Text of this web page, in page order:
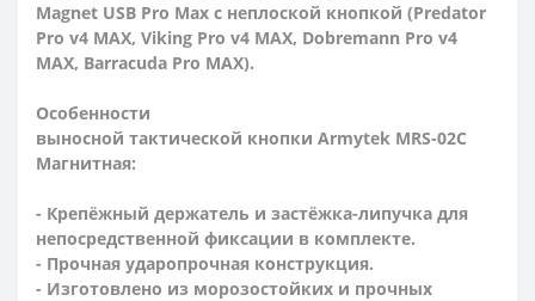
Magnet USB Pro Max с неплоской кнопкой (Predator
Pro v4 MAX, Viking Pro v4 MAX, Dobremann Pro v4
MAX, Barracuda Pro MAX).
Особенности
выносной тактической кнопки Armytek MRS-02C
Магнитная:
- Крепёжный держатель и застёжка-липучка для
непосредственной фиксации в комплекте.
- Прочная ударопрочная конструкция.
- Изготовлено из морозостойких и прочных